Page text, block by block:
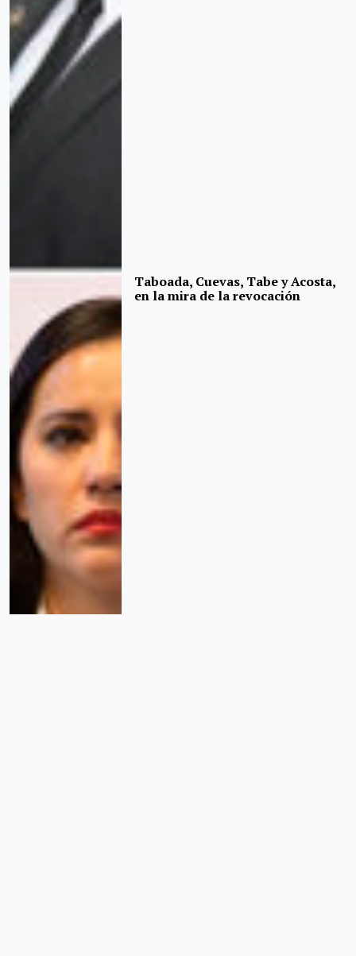
Taboada, Cuevas, Tabe y Acosta,
en la mira de la revocación